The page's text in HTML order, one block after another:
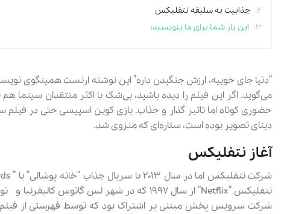
جذابیت به سلیقه نتفلیکس
این بار شما برای ما بنویسید:
می‌گوید. اگر این فیلم را دیده باشید، بی‌شک با اکثر منتقدان
دینای تصویر بوده است، ستاره‌ای که منزوی شد.
آغاز نتفلیکس
شرکت سرویس پخش مبتنی بر اشتراک بود که توسط فهرستی از
68٪
تيشرت باكسي زنانه نارين مد مدل 109170
5,699,000
مشاهد و خرید
ركابي ورزشي مردانه اسپورت لند مدل SHIFT Mode M119177